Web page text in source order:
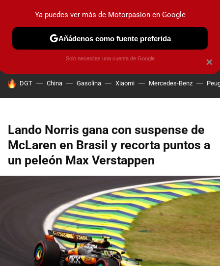
PRUEBAS COCHES ELÉCTRICOS OBSERVATORIO
HOY SE HABLA DE
DGT China Gasolina Xiaomi Mercedes-Benz
Lando Norris gana con suspense de
McLaren en Brasil y recorta puntos a
un peleón Max Verstappen
×
Ya puedes ver más de Motorpasion en Google
Añádenos como fuente preferida
Solo necesitas una cuenta de Google